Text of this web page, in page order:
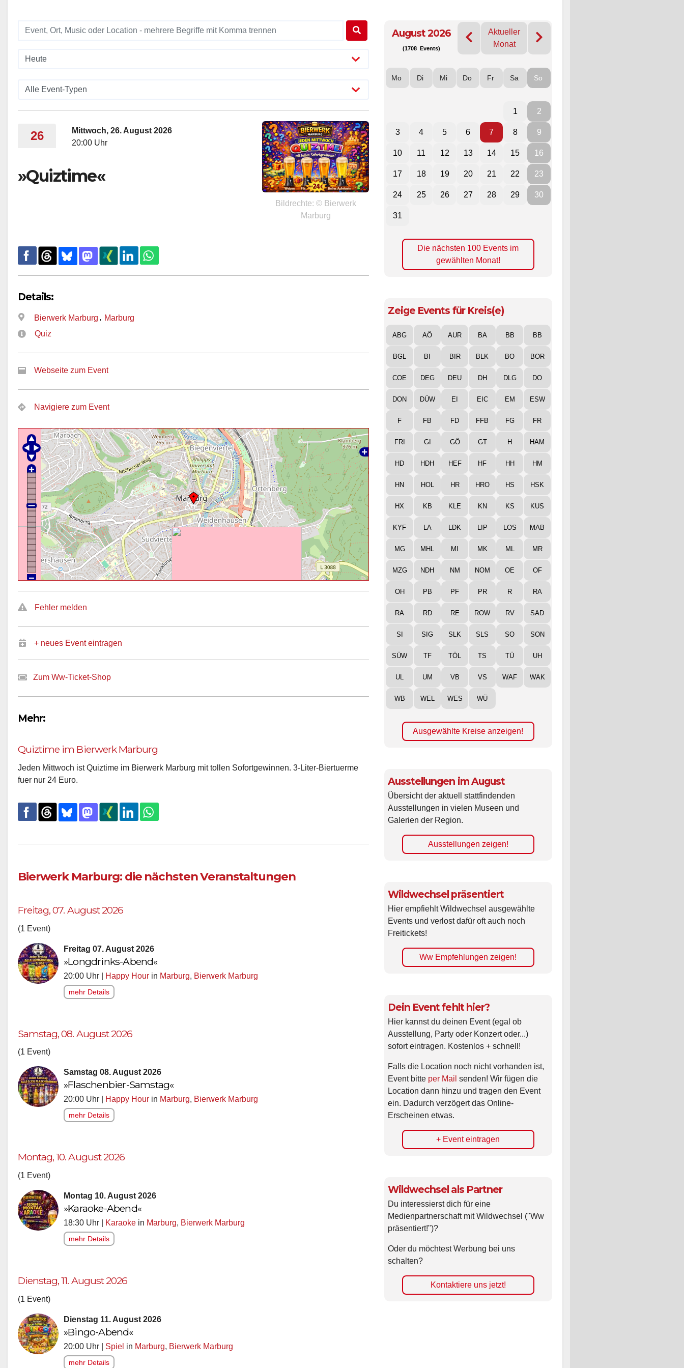
26
Mittwoch, 26. August 2026
20:00 Uhr
»Quiztime«
Bildrechte: © Bierwerk
Marburg
Details:
Bierwerk Marburg , Marburg
Quiz
Webseite zum Event
Navigiere zum Event
Fehler melden
+ neues Event eintragen
Zum Ww-Ticket-Shop
Mehr:
Quiztime im Bierwerk Marburg
Jeden Mittwoch ist Quiztime im Bierwerk Marburg mit tollen Sofortgewinnen. 3-Liter-Biertuerme
fuer nur 24 Euro.
Bierwerk Marburg: die nächsten Veranstaltungen
Freitag, 07. August 2026
(1 Event)
Freitag 07. August 2026
»Longdrinks-Abend«
20:00 Uhr | Happy Hour in Marburg, Bierwerk Marburg
mehr Details
Samstag, 08. August 2026
(1 Event)
Samstag 08. August 2026
»Flaschenbier-Samstag«
20:00 Uhr | Happy Hour in Marburg, Bierwerk Marburg
mehr Details
Montag, 10. August 2026
(1 Event)
Montag 10. August 2026
»Karaoke-Abend«
18:30 Uhr | Karaoke in Marburg, Bierwerk Marburg
mehr Details
Dienstag, 11. August 2026
(1 Event)
Dienstag 11. August 2026
»Bingo-Abend«
20:00 Uhr | Spiel in Marburg, Bierwerk Marburg
mehr Details
August 2026
(1708 Events)
Aktueller
Monat
Mo Di Mi Do Fr Sa So
1 2
3 4 5 6 7 8 9
10 11 12 13 14 15 16
17 18 19 20 21 22 23
24 25 26 27 28 29 30
31
Die nächsten 100 Events im
gewählten Monat!
Zeige Events für Kreis(e)
ABG AÖ AUR BA BB BB
BGL BI BIR BLK BO BOR
COE DEG DEU DH DLG DO
DON DÜW EI EIC EM ESW
F FB FD FFB FG FR
FRI GI GÖ GT H HAM
HD HDH HEF HF HH HM
HN HOL HR HRO HS HSK
HX KB KLE KN KS KUS
KYF LA LDK LIP LOS MAB
MG MHL MI MK ML MR
MZG NDH NM NOM OE OF
OH PB PF PR R RA
RA RD RE ROW RV SAD
SI SIG SLK SLS SO SON
SÜW TF TÖL TS TÜ UH
UL UM VB VS WAF WAK
WB WEL WES WÜ
Ausgewählte Kreise anzeigen!
Ausstellungen im August
Übersicht der aktuell stattfindenden
Ausstellungen in vielen Museen und
Galerien der Region.
Ausstellungen zeigen!
Wildwechsel präsentiert
Hier empfiehlt Wildwechsel ausgewählte
Events und verlost dafür oft auch noch
Freitickets!
Ww Empfehlungen zeigen!
Dein Event fehlt hier?
Hier kannst du deinen Event (egal ob
Ausstellung, Party oder Konzert oder...)
sofort eintragen. Kostenlos + schnell!
Falls die Location noch nicht vorhanden ist,
Event bitte per Mail senden! Wir fügen die
Location dann hinzu und tragen den Event
ein. Dadurch verzögert das Online-
Erscheinen etwas.
+ Event eintragen
Wildwechsel als Partner
Du interessierst dich für eine
Medienpartnerschaft mit Wildwechsel ("Ww
präsentiert!")?
Oder du möchtest Werbung bei uns
schalten?
Kontaktiere uns jetzt!